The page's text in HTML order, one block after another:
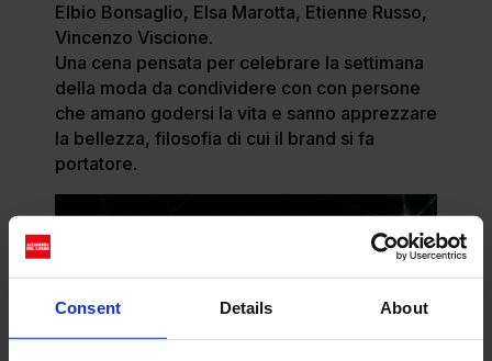
Consent Details About
Elbio Bonsaglio, Elsa Marotta, Etienne Russo,
Vincenzo Viscione.
Una cena pensata per celebrare la settimana
della moda da condividere con con persone
che amano godersi la vita e sanno apprezzare
la bellezza, filosofia di cui il brand si fa
portatore.